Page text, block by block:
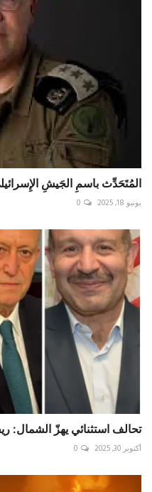
المُتَحَدِّث باسمِ الجَيشِ
يونيو 18, 2025 0
تحالف استثنائي يهزّ
أكتوبر 30, 2025 0